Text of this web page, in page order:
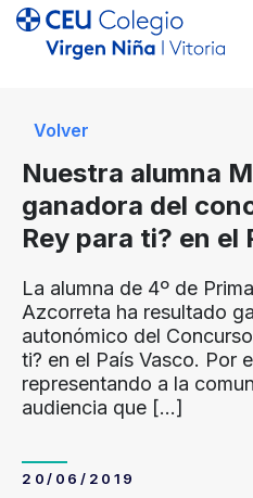
Volver
Nuestra alumna
ganadora del
Rey para ti? en el
La alumna de 4º de
Azcorreta ha resultado
autonómico del
ti? en el País Vasco. Por
representando a la
audiencia que […]
20/06/2019